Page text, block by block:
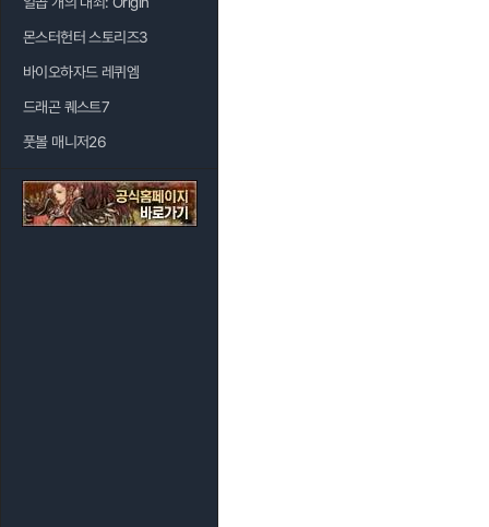
몬스터헌터 스토리즈3
바이오하자드 레퀴엠
드래곤 퀘스트7
풋볼 매니저26